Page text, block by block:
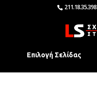
211.18.35.398
Επιλογή Σελίδας